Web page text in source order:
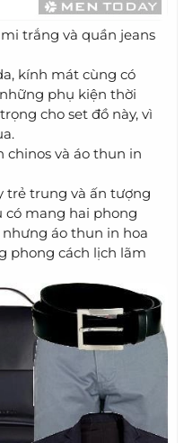
trắng và quần jeans
kính mát cùng có
phụ kiện thời
cho set đồ này, vì
chinos và áo thun in
trẻ trung và ấn tượng
có mang hai phong
áo thun in hoa
phong cách lịch lãm